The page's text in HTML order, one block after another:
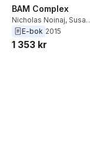
BAM Complex
Nicholas Noinaj, Susan
Buchanan
E-bok 2015
1 353 kr